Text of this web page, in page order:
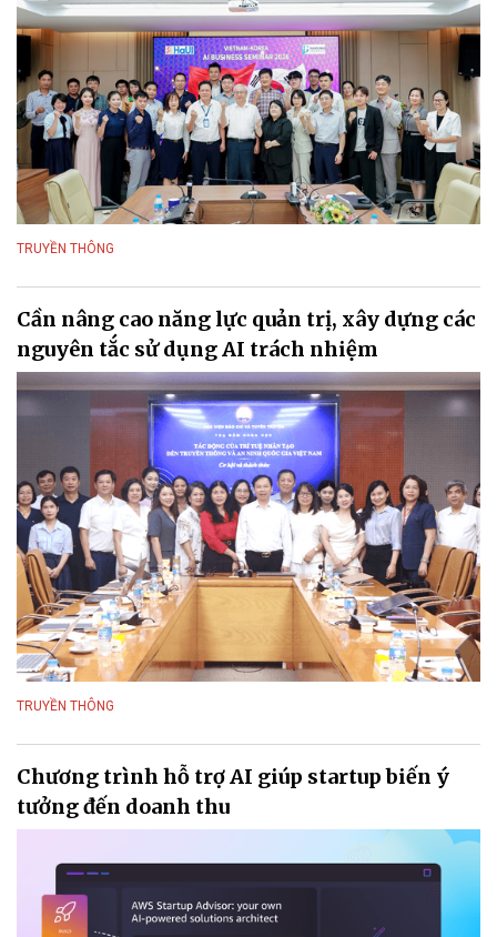
TRUYỀN THÔNG
Cần nâng cao năng lực quản trị, xây dựng các
nguyên tắc sử dụng AI trách nhiệm
TRUYỀN THÔNG
Chương trình hỗ trợ AI giúp startup biến ý
tưởng đến doanh thu